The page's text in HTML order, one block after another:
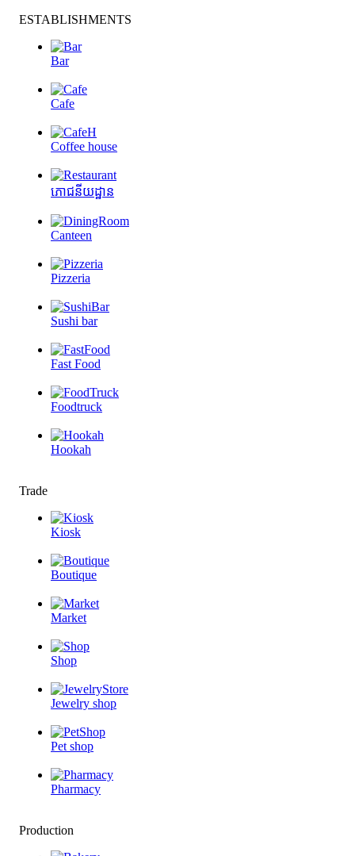
ESTABLISHMENTS
Bar
Cafe
Coffee house
ភោជនីយដ្ឋាន
Canteen
Pizzeria
Sushi bar
Fast Food
Foodtruck
Hookah
Trade
Kiosk
Boutique
Market
Shop
Jewelry shop
Pet shop
Pharmacy
Production